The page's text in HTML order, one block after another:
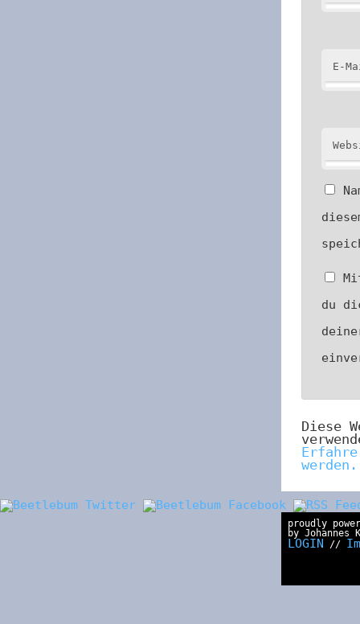
E-
du
Diese
werden.
proudly
by Johannes
LOGIN //